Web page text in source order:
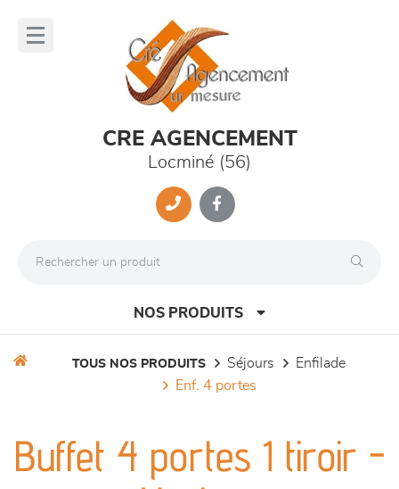
CRE AGENCEMENT
Locminé (56)
NOS PRODUITS
séjours
TOUS NOS PRODUITS séjours
enfilade
enf. 4 portes
Buffet 4 portes 1 tiroir -